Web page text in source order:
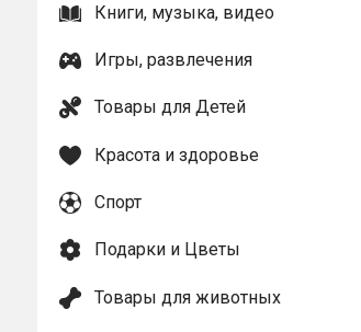
Книги, музыка, видео
Игры, развлечения
Товары для Детей
Красота и здоровье
Спорт
Подарки и Цветы
Товары для животных